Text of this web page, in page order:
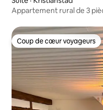
Appartement rural de 3
Coup de cœur voyageurs
Coup de cœur voyageurs